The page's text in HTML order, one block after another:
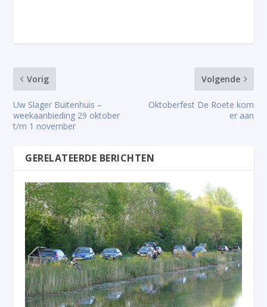
Vorig
Uw Slager Buitenhuis –
weekaanbieding 29 oktober
t/m 1 november
Volgende
Oktoberfest De Roete kom
er aan
GERELATEERDE BERICHTEN